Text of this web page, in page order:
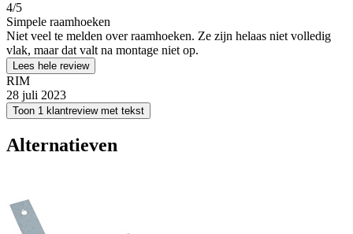
4/5
Simpele raamhoeken
Niet veel te melden over raamhoeken. Ze zijn helaas niet volledig
vlak, maar dat valt na montage niet op.
Lees hele review
RIM
28 juli 2023
Toon 1 klantreview met tekst
Alternatieven